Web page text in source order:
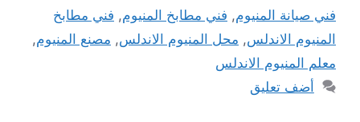
فني صيانة المنيوم, فني مطابخ المنيوم, فني مطابخ
المنيوم الاندلس, محل المنيوم الاندلس, مصنع المنيوم,
معلم المنيوم الاندلس
أضف تعليق